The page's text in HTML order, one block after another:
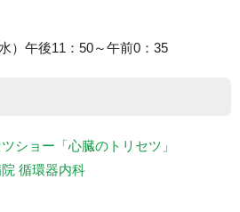
）午後11：50～午前0：35
ショー「心臓のトリセツ」
循環器内科